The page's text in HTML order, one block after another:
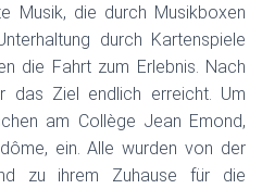
Musik, die durch Musikboxen
durch Kartenspiele
die Fahrt zum Erlebnis. Nach
das Ziel endlich erreicht. Um
am Collège Jean Emond,
ein. Alle wurden von der
zu ihrem Zuhause für die